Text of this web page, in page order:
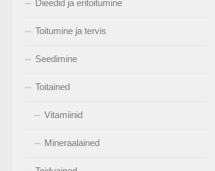
Dieedid ja eritoitumine
Toitumine ja tervis
Seedimine
Toitained
Vitamiinid
Mineraalained